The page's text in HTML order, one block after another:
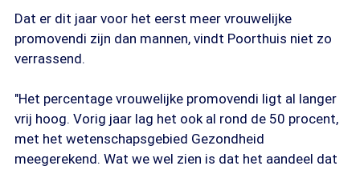
Dat er dit jaar voor het eerst meer vrouwelijke
promovendi zijn dan mannen, vindt Poorthuis niet zo
verrassend.
"Het percentage vrouwelijke promovendi ligt al langer
vrij hoog. Vorig jaar lag het ook al rond de 50 procent,
met het wetenschapsgebied Gezondheid
meegerekend. Wat we wel zien is dat het aandeel dat